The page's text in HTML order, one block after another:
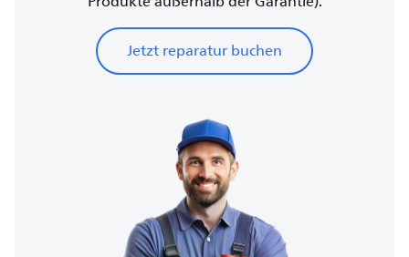
Jetzt reparatur buchen